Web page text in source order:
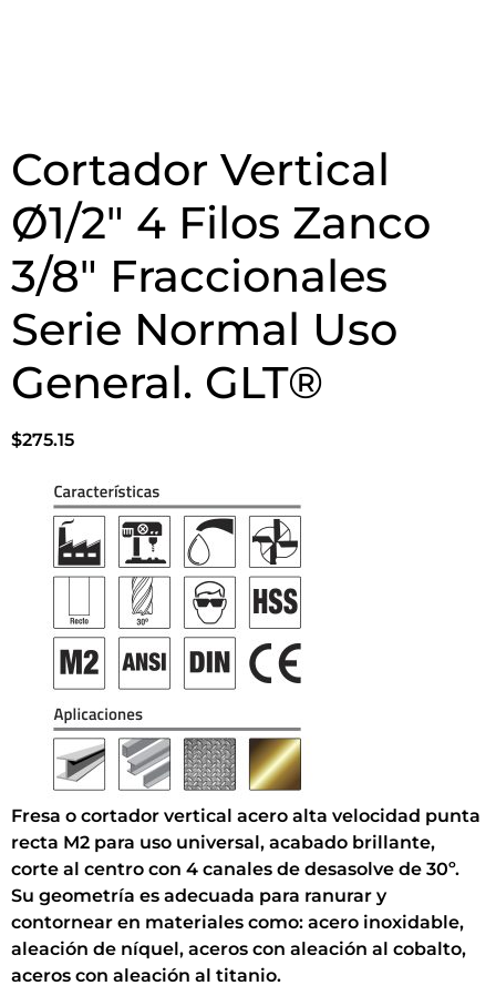
Cortador Vertical
Ø1/2″ 4 Filos Zanco
3/8″ Fraccionales
Serie Normal Uso
General. GLT®
$275.15
Fresa o cortador vertical acero alta velocidad punta
recta M2 para uso universal, acabado brillante,
corte al centro con 4 canales de desasolve de 30º.
Su geometría es adecuada para ranurar y
contornear en materiales como: acero inoxidable,
aleación de níquel, aceros con aleación al cobalto,
aceros con aleación al titanio.